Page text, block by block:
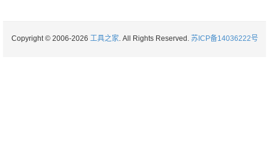
Copyright © 2006-2026 工具之家. All Rights Reserved. 苏ICP备14036222号